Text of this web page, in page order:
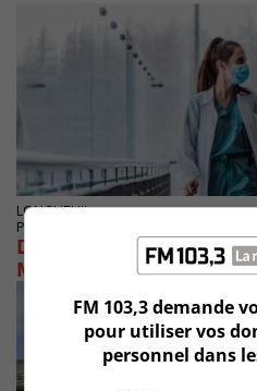
LONGUEUIL
Publié le 13 novembre 2025 à 06h48
De possibles coupes au
Montérégie-Est sèment
FM 103,3 demande
pour utiliser vos
personnel dans